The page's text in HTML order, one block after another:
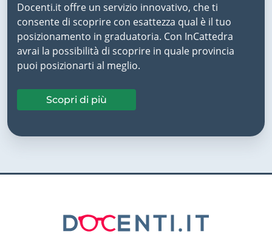
Docenti.it offre un servizio innovativo, che ti
consente di scoprire con esattezza qual è il tuo
posizionamento in graduatoria. Con InCattedra
avrai la possibilità di scoprire in quale provincia
puoi posizionarti al meglio.
Scopri di più